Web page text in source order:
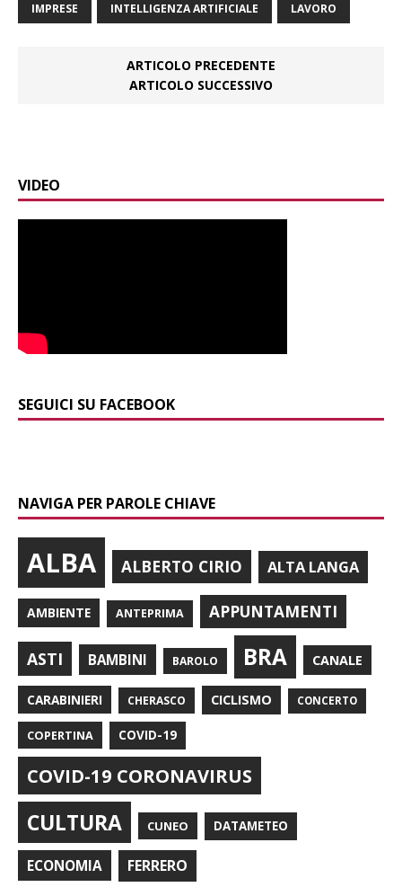
IMPRESE INTELLIGENZA ARTIFICIALE LAVORO
ARTICOLO PRECEDENTE
ARTICOLO SUCCESSIVO
VIDEO
SEGUICI SU FACEBOOK
NAVIGA PER PAROLE CHIAVE
ALBA ALBERTO CIRIO ALTA LANGA
AMBIENTE ANTEPRIMA APPUNTAMENTI
ASTI BAMBINI BAROLO BRA CANALE
CARABINIERI CHERASCO CICLISMO CONCERTO
COPERTINA COVID-19
COVID-19 CORONAVIRUS
CULTURA CUNEO DATAMETEO
ECONOMIA FERRERO